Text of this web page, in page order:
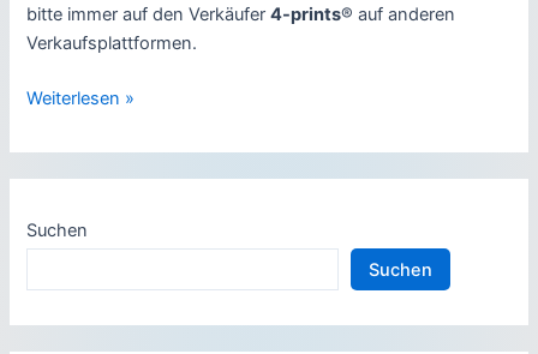
bitte immer auf den Verkäufer4-prints® auf anderen
Verkaufsplattformen.
Eine
Marke
setzt
durch
Weiterlesen »
Suchen
Suchen